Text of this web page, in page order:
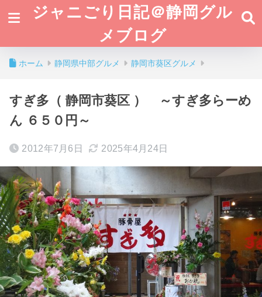
ジャニごり日記＠静岡グル
メブログ
ホーム 静岡県中部グルメ 静岡市葵区グルメ
すぎ多（ 静岡市葵区 ） ～すぎ多らーめ
ん ６５０円～
2012年7月6日 2025年4月24日